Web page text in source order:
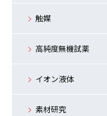
触媒
高純度無機試薬
イオン液体
素材研究